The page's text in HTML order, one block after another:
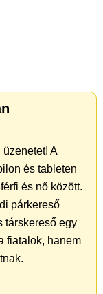
A
és tableten
és nő között.
párkereső
társkereső egy
fiatalok, hanem